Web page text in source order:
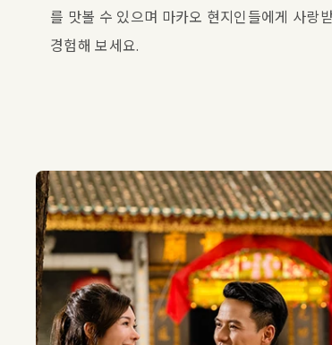
를 맛볼 수 있으며 마카오 현지인들에게 사랑
경험해 보세요.